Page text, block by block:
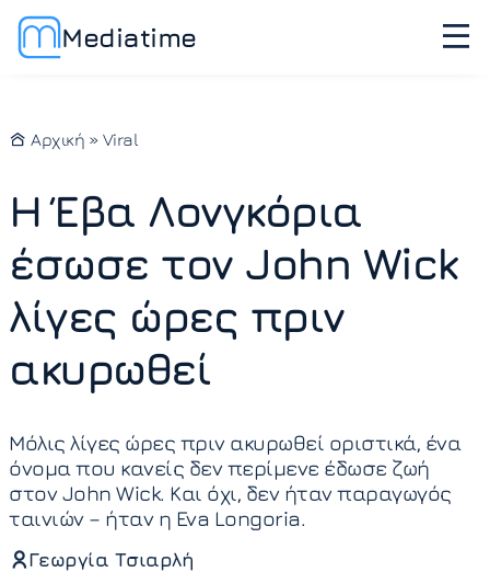
Mediatime
Αρχική » Viral
Η Έβα Λονγκόρια
έσωσε τον John Wick
λίγες ώρες πριν
ακυρωθεί
Μόλις λίγες ώρες πριν ακυρωθεί οριστικά, ένα
όνομα που κανείς δεν περίμενε έδωσε ζωή
στον John Wick. Και όχι, δεν ήταν παραγωγός
ταινιών – ήταν η Eva Longoria.
Γεωργία Τσιαρλή